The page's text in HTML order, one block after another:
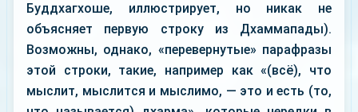
Буддхагхоше, иллюстрирует, но никак не
объясняет первую строку из Дхаммапады).
Возможны, однако, «перевернутые» парафразы
этой строки, такие, например как «(всё), что
мыслит, мыслится и мыслимо, — это и есть (то,